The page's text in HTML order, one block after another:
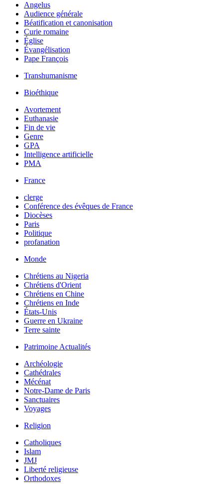
Angelus
Audience générale
Béatification et canonisation
Curie romaine
Église
Évangélisation
Pape François
Transhumanisme
Bioéthique
Avortement
Euthanasie
Fin de vie
Genre
GPA
Intelligence artificielle
PMA
France
clerge
Conférence des évêques de France
Diocèses
Paris
Politique
profanation
Monde
Chrétiens au Nigeria
Chrétiens d'Orient
Chrétiens en Chine
Chrétiens en Inde
États-Unis
Guerre en Ukraine
Terre sainte
Patrimoine Actualités
Archéologie
Cathédrales
Mécénat
Notre-Dame de Paris
Sanctuaires
Voyages
Religion
Catholiques
Islam
JMJ
Liberté religieuse
Orthodoxes